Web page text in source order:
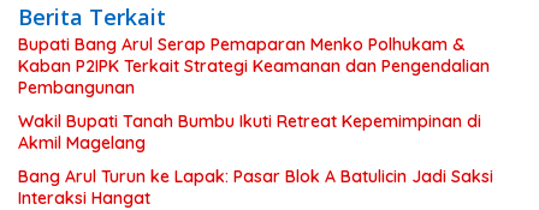
Berita Terkait
Bupati Bang Arul Serap Pemaparan Menko Polhukam &
Kaban P2IPK Terkait Strategi Keamanan dan Pengendalian
Pembangunan
Wakil Bupati Tanah Bumbu Ikuti Retreat Kepemimpinan di
Akmil Magelang
Bang Arul Turun ke Lapak: Pasar Blok A Batulicin Jadi Saksi
Interaksi Hangat